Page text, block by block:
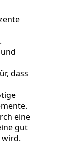
dass
eine
gut